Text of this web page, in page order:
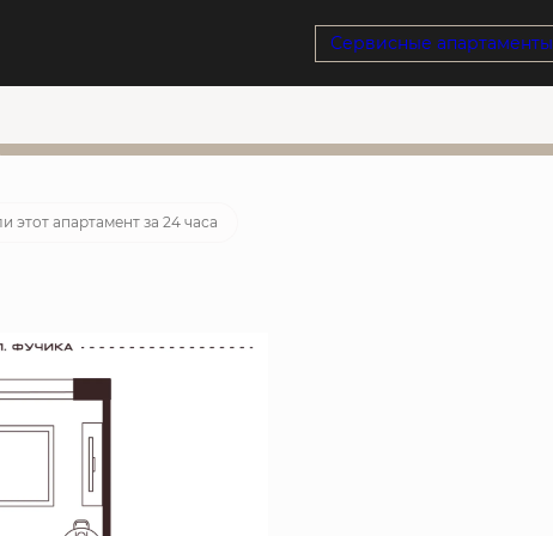
Сервисные апартаменты
этот апартамент за 24 часа